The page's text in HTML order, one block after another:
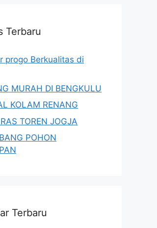
Terbaru
progo Berkualitas di
MURAH DI BENGKULU
KOLAM RENANG
TOREN JOGJA
POHON
Terbaru